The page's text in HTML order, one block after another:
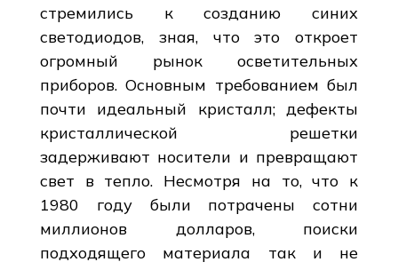
стремились к созданию синих
светодиодов, зная, что это откроет
огромный рынок осветительных
приборов. Основным требованием был
почти идеальный кристалл; дефекты
кристаллической решетки
задерживают носители и превращают
свет в тепло. Несмотря на то, что к
1980 году были потрачены сотни
миллионов долларов, поиски
подходящего материала так и не